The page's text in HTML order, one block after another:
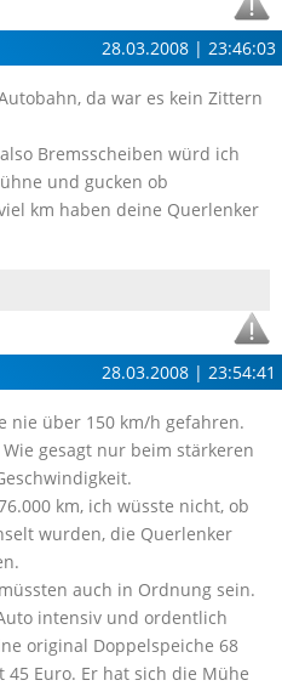
28.03.2008 | 23:46:03
da war es kein Zittern
Bremsscheiben würd ich
und gucken ob
km haben deine Querlenker
28.03.2008 | 23:54:41
nie über 150 km/h gefahren.
gesagt nur beim stärkeren
km, ich wüsste nicht, ob
wurden, die Querlenker
auch in Ordnung sein.
intensiv und ordentlich
original Doppelspeiche 68
Euro. Er hat sich die Mühe